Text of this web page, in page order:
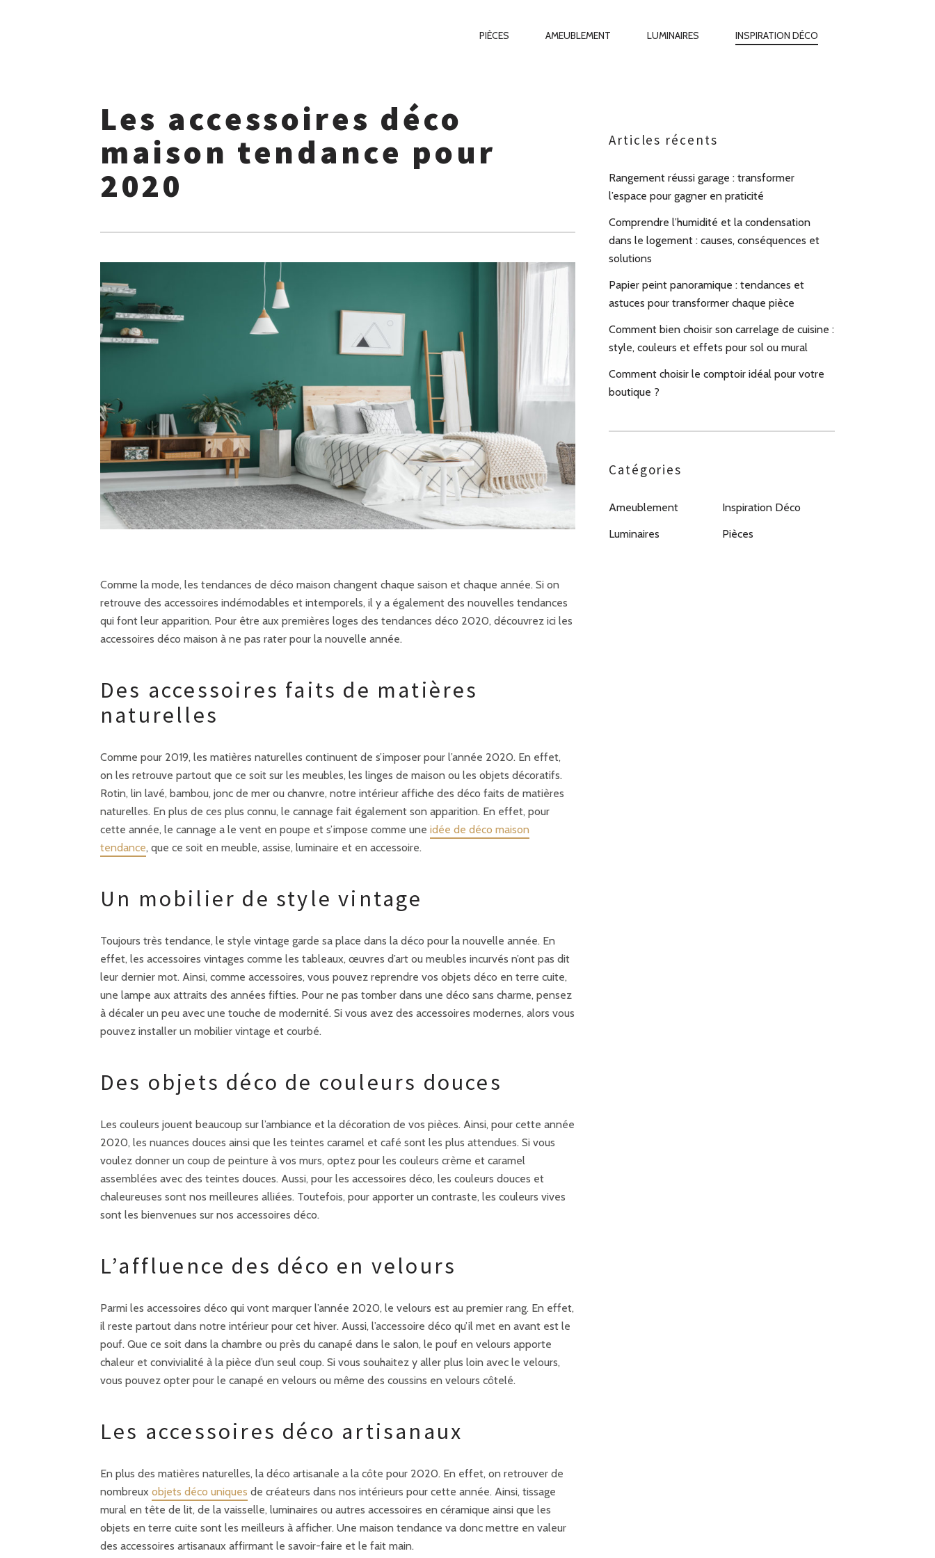
Primary
PIÈCES AMEUBLEMENT LUMINAIRES INSPIRATION DÉCO
Les accessoires déco
maison tendance pour
2020
Comme la mode, les tendances de déco maison changent chaque saison et chaque année. Si on
retrouve des accessoires indémodables et intemporels, il y a également des nouvelles tendances
qui font leur apparition. Pour être aux premières loges des tendances déco 2020, découvrez ici les
accessoires déco maison à ne pas rater pour la nouvelle année.
Des accessoires faits de matières
naturelles
Comme pour 2019, les matières naturelles continuent de s’imposer pour l’année 2020. En effet,
on les retrouve partout que ce soit sur les meubles, les linges de maison ou les objets décoratifs.
Rotin, lin lavé, bambou, jonc de mer ou chanvre, notre intérieur affiche des déco faits de matières
naturelles. En plus de ces plus connu, le cannage fait également son apparition. En effet, pour
cette année, le cannage a le vent en poupe et s’impose comme une idée de déco maison
tendance, que ce soit en meuble, assise, luminaire et en accessoire.
Un mobilier de style vintage
Toujours très tendance, le style vintage garde sa place dans la déco pour la nouvelle année. En
effet, les accessoires vintages comme les tableaux, œuvres d’art ou meubles incurvés n’ont pas dit
leur dernier mot. Ainsi, comme accessoires, vous pouvez reprendre vos objets déco en terre cuite,
une lampe aux attraits des années fifties. Pour ne pas tomber dans une déco sans charme, pensez
à décaler un peu avec une touche de modernité. Si vous avez des accessoires modernes, alors vous
pouvez installer un mobilier vintage et courbé.
Des objets déco de couleurs douces
Les couleurs jouent beaucoup sur l’ambiance et la décoration de vos pièces. Ainsi, pour cette année
2020, les nuances douces ainsi que les teintes caramel et café sont les plus attendues. Si vous
voulez donner un coup de peinture à vos murs, optez pour les couleurs crème et caramel
assemblées avec des teintes douces. Aussi, pour les accessoires déco, les couleurs douces et
chaleureuses sont nos meilleures alliées. Toutefois, pour apporter un contraste, les couleurs vives
sont les bienvenues sur nos accessoires déco.
L’affluence des déco en velours
Parmi les accessoires déco qui vont marquer l’année 2020, le velours est au premier rang. En effet,
il reste partout dans notre intérieur pour cet hiver. Aussi, l’accessoire déco qu’il met en avant est le
pouf. Que ce soit dans la chambre ou près du canapé dans le salon, le pouf en velours apporte
chaleur et convivialité à la pièce d’un seul coup. Si vous souhaitez y aller plus loin avec le velours,
vous pouvez opter pour le canapé en velours ou même des coussins en velours côtelé.
Les accessoires déco artisanaux
En plus des matières naturelles, la déco artisanale a la côte pour 2020. En effet, on retrouver de
nombreux objets déco uniques de créateurs dans nos intérieurs pour cette année. Ainsi, tissage
mural en tête de lit, de la vaisselle, luminaires ou autres accessoires en céramique ainsi que les
objets en terre cuite sont les meilleurs à afficher. Une maison tendance va donc mettre en valeur
des accessoires artisanaux affirmant le savoir-faire et le fait main.
Articles récents
Rangement réussi garage : transformer
l’espace pour gagner en praticité
Comprendre l’humidité et la condensation
dans le logement : causes, conséquences et
solutions
Papier peint panoramique : tendances et
astuces pour transformer chaque pièce
Comment bien choisir son carrelage de cuisine :
style, couleurs et effets pour sol ou mural
Comment choisir le comptoir idéal pour votre
boutique ?
Catégories
Ameublement
Inspiration Déco
Luminaires
Pièces